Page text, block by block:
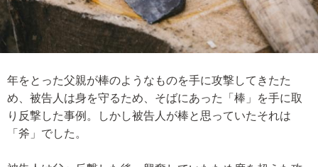
年をとった父親が棒のようなものを手に攻撃してきたた
め、被告人は身を守るため、そばにあった「棒」を手に取
り反撃した事例。しかし被告人が棒と思っていたそれは
「斧」でした。